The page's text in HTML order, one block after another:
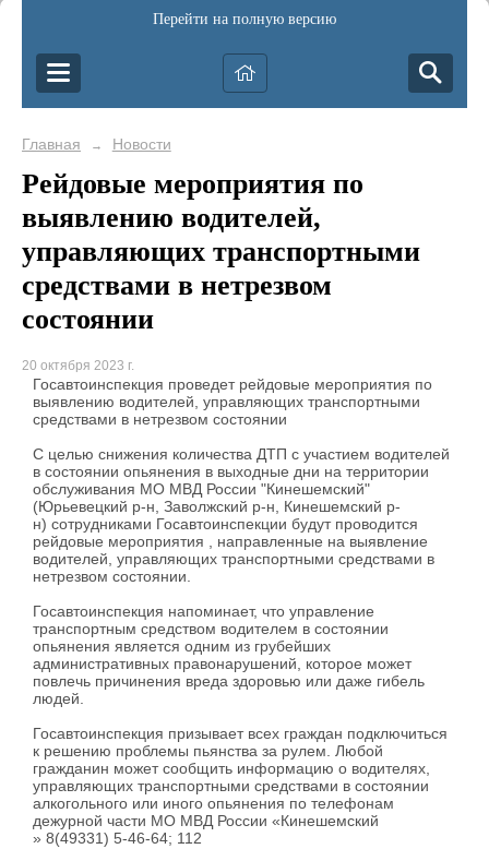
Перейти на полную версию
Главная → Новости
Рейдовые мероприятия по
выявлению водителей,
управляющих транспортными
средствами в нетрезвом
состоянии
20 октября 2023 г.
Госавтоинспекция проведет рейдовые мероприятия по
выявлению водителей, управляющих транспортными
средствами в нетрезвом состоянии
С целью снижения количества ДТП с участием водителей
в состоянии опьянения в выходные дни на территории
обслуживания МО МВД России "Кинешемский"
(Юрьевецкий р-н, Заволжский р-н, Кинешемский р-
н) сотрудниками Госавтоинспекции будут проводится
рейдовые мероприятия , направленные на выявление
водителей, управляющих транспортными средствами в
нетрезвом состоянии.
Госавтоинспекция напоминает, что управление
транспортным средством водителем в состоянии
опьянения является одним из грубейших
административных правонарушений, которое может
повлечь причинения вреда здоровью или даже гибель
людей.
Госавтоинспекция призывает всех граждан подключиться
к решению проблемы пьянства за рулем. Любой
гражданин может сообщить информацию о водителях,
управляющих транспортными средствами в состоянии
алкогольного или иного опьянения по телефонам
дежурной части МО МВД России «Кинешемский
» 8(49331) 5-46-64; 112